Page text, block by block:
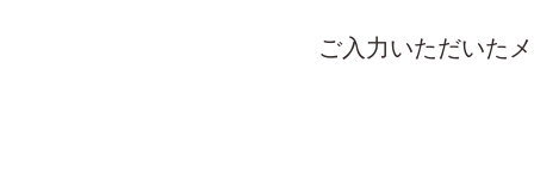
ご入力いただいた